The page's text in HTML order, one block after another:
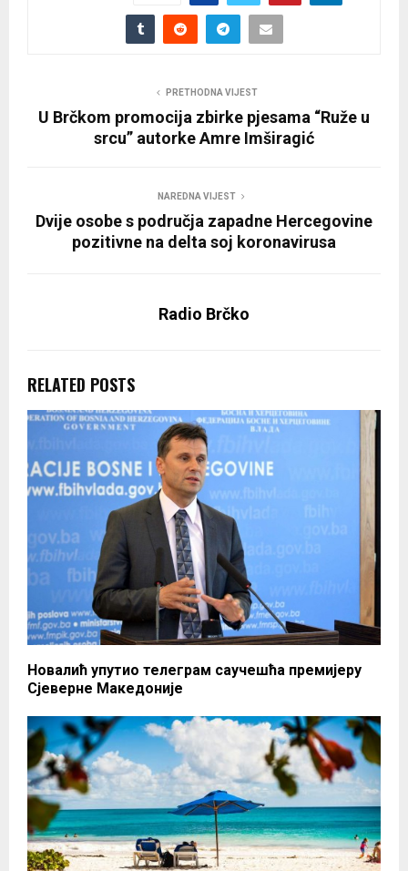
PRETHODNA VIJEST
U Brčkom promocija zbirke pjesama “Ruže u
srcu” autorke Amre Imširagić
NAREDNA VIJEST
Dvije osobe s područja zapadne Hercegovine
pozitivne na delta soj koronavirusa
Radio Brčko
RELATED POSTS
Новалић упутио телеграм саучешћа премијеру
Сјеверне Македоније